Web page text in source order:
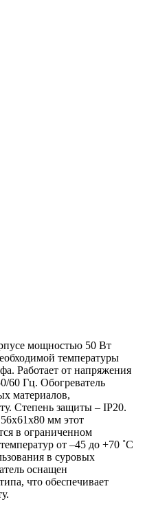
мощностью 50 Вт
температуры
Работает от напряжения
60 Гц. Обогреватель
материалов,
Степень защиты – IP20.
мм этот
в ограниченном
от –45 до +70 ˚C
в суровых
оснащен
что обеспечивает